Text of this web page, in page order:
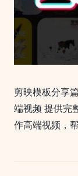
剪映模板分享
端视频 提供完
作高端视频，